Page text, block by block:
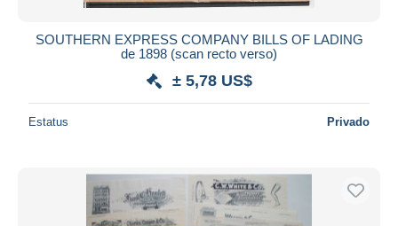
SOUTHERN EXPRESS COMPANY BILLS OF LADING
de 1898 (scan recto verso)
± 5,78 US$
Estatus Privado